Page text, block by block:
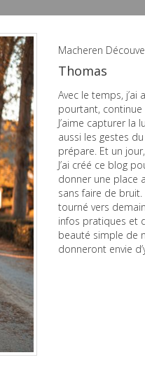
Macheren
Thomas
Avec le temps,
pourtant, continue
J’aime capturer la
aussi les gestes
prépare. Et un
J’ai créé ce blog
donner une place
sans faire de
tourné vers
infos pratiques et
beauté simple de
donneront envie